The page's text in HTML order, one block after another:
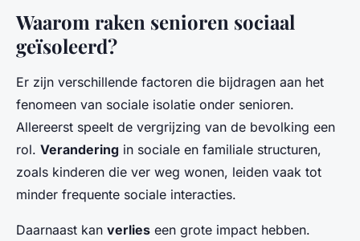
Waarom raken senioren sociaal
geïsoleerd?
Er zijn verschillende factoren die bijdragen aan het
fenomeen van sociale isolatie onder senioren.
Allereerst speelt de vergrijzing van de bevolking een
rol. Verandering in sociale en familiale structuren,
zoals kinderen die ver weg wonen, leiden vaak tot
minder frequente sociale interacties.
Daarnaast kan verlies een grote impact hebben.